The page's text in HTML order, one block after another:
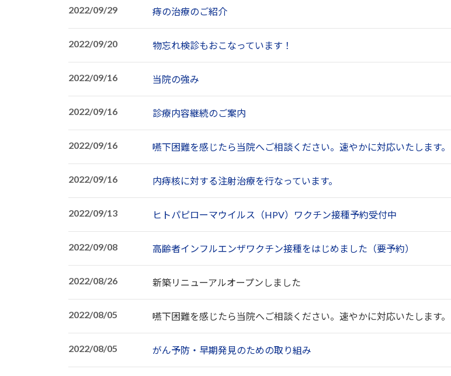
2022/09/29 痔の治療のご紹介
2022/09/20 物忘れ検診もおこなっています！
2022/09/16 当院の強み
2022/09/16 診療内容継続のご案内
2022/09/16 嚥下困難を感じたら当院へご相談ください。速やかに対応いたします。
2022/09/16 内痔核に対する注射治療を行なっています。
2022/09/13 ヒトパピローマウイルス（HPV）ワクチン接種予約受付中
2022/09/08 高齢者インフルエンザワクチン接種をはじめました（要予約）
2022/08/26 新築リニューアルオープンしました
2022/08/05 嚥下困難を感じたら当院へご相談ください。速やかに対応いたします。
2022/08/05 がん予防・早期発見のための取り組み